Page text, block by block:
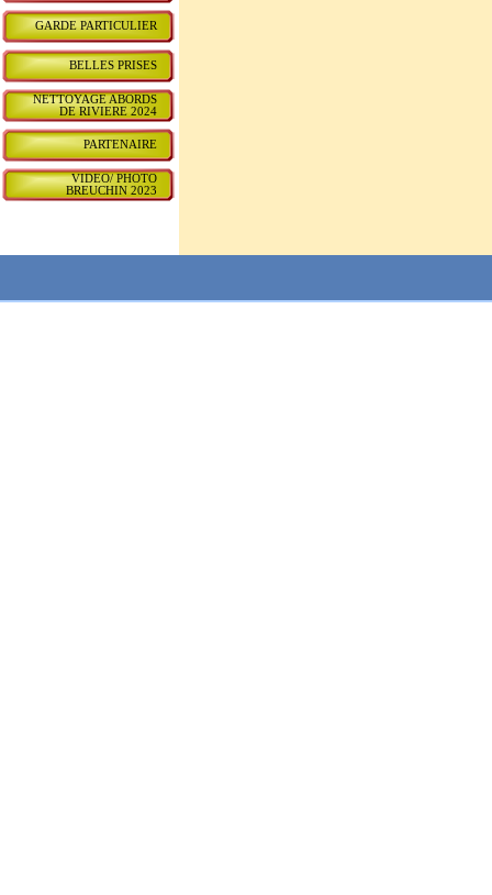
GARDE PARTICULIER
BELLES PRISES
NETTOYAGE ABORDS
DE RIVIERE 2024
PARTENAIRE
VIDEO/ PHOTO
BREUCHIN 2023